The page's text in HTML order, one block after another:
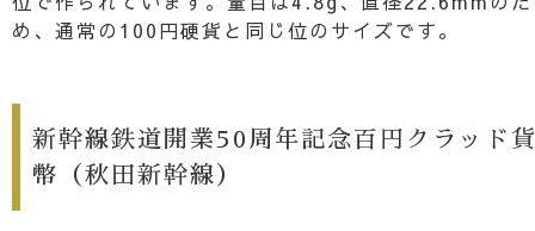
め、通常の100円硬貨と同じ位のサイズです。
新幹線鉄道開業50周年記念百円クラッド
幣（秋田新幹線）